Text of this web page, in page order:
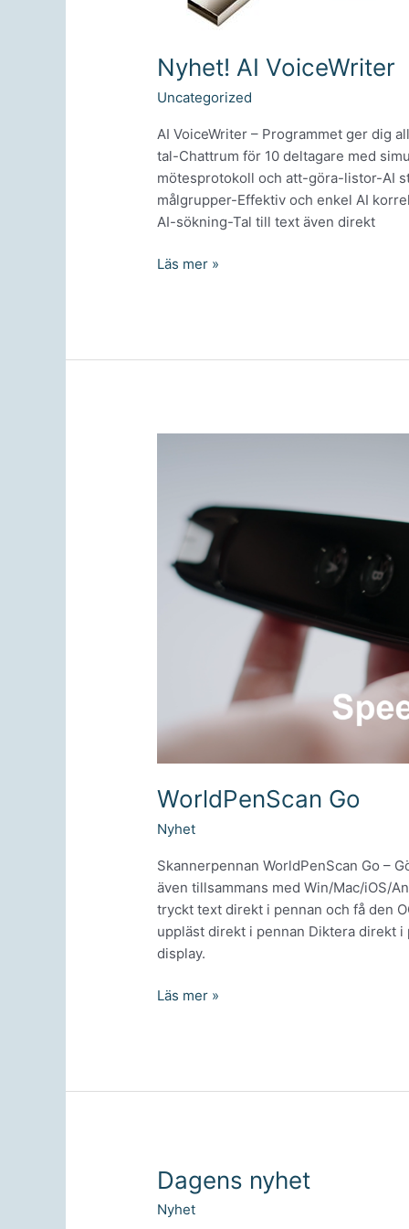
Nyhet! AI VoiceWriter
Uncategorized
AI VoiceWriter – Programmet ger dig
tal-Chattrum för 10 deltagare med
mötesprotokoll och att-göra-listor-AI
målgrupper-Effektiv och enkel AI
AI-sökning-Tal till text även direkt
Nyhet!
Läs mer »
WorldPenScan Go
Nyhet
Skannerpennan WorldPenScan Go –
även tillsammans med Win/Mac/iOS/
tryckt text direkt i pennan och få den
uppläst direkt i pennan Diktera direkt
display.
WorldPenScan
Läs mer »
Dagens nyhet
Nyhet